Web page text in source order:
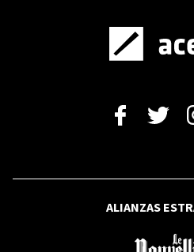
ALIANZAS